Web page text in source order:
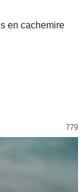
en cachemire
779